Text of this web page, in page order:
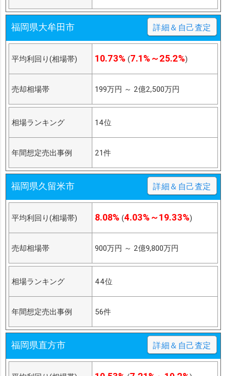
福岡県大牟田市 詳細＆自己査定
平均利回り(相場帯) 10.73% (7.1%～25.2%)
売却相場帯 199万円 ～ 2億2,500万円
相場ランキング 14位
年間想定売出事例 21件
福岡県久留米市 詳細＆自己査定
平均利回り(相場帯) 8.08% (4.03%～19.33%)
売却相場帯 900万円 ～ 2億9,800万円
相場ランキング 44位
年間想定売出事例 56件
福岡県直方市 詳細＆自己査定